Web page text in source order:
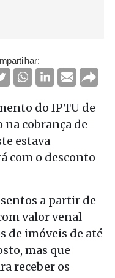
do IPTU de
cobrança de
estava
com o desconto
a partir de
valor venal
de imóveis de até
mas que
receber os